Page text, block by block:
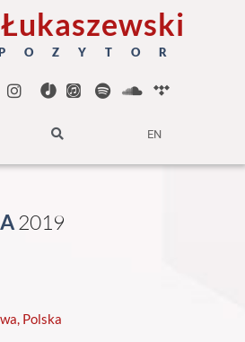
O Z Y T O R
EN
201 9
Polska